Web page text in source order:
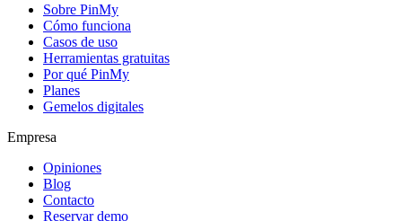
Sobre PinMy
Cómo funciona
Casos de uso
Herramientas gratuitas
Por qué PinMy
Planes
Gemelos digitales
Empresa
Opiniones
Blog
Contacto
Reservar demo